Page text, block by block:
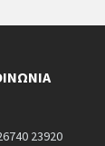
23920